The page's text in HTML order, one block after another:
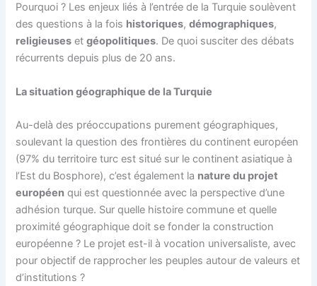
Pourquoi ? Les enjeux liés à l’entrée de la Turquie soulèvent
des questions à la fois historiques,démographiques,
religieuses etgéopolitiques. De quoi susciter des débats
récurrents depuis plus de 20 ans.
La situation géographique de la Turquie
Au-delà des préoccupations purement géographiques,
soulevant la question des frontières du continent européen
(97% du territoire turc est situé sur le continent asiatique à
l’Est du Bosphore), c’est également la nature du projet
européen qui est questionnée avec la perspective d’une
adhésion turque. Sur quelle histoire commune et quelle
proximité géographique doit se fonder la construction
européenne ? Le projet est-il à vocation universaliste, avec
pour objectif de rapprocher les peuples autour de valeurs et
d’institutions ?